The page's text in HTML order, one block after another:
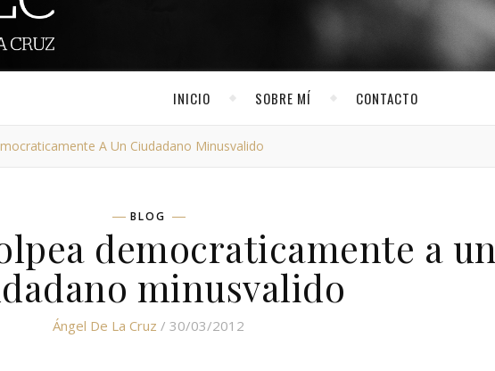
INICIO SOBRE MÍ CONTACTO
A Un Ciudadano Minusvalido
BLOG
democraticamente a un
minusvalido
Ángel De La Cruz / 30/03/2012